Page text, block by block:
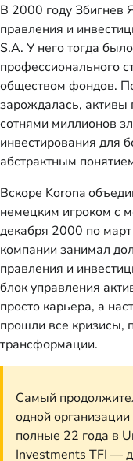
В 2000 году Збигнев
правления и
S.A. У него тогда
профессионального
обществом фондов.
зарождалась, активы
сотнями миллионов
инвестирования для
абстрактным
Вскоре Korona
немецким игроком с
декабря 2000 по
компании занимал
правления и
блок управления
просто карьера, а
прошли все кризисы,
трансформации.
Самый
одной
полные 22 года в
Investments TFI —